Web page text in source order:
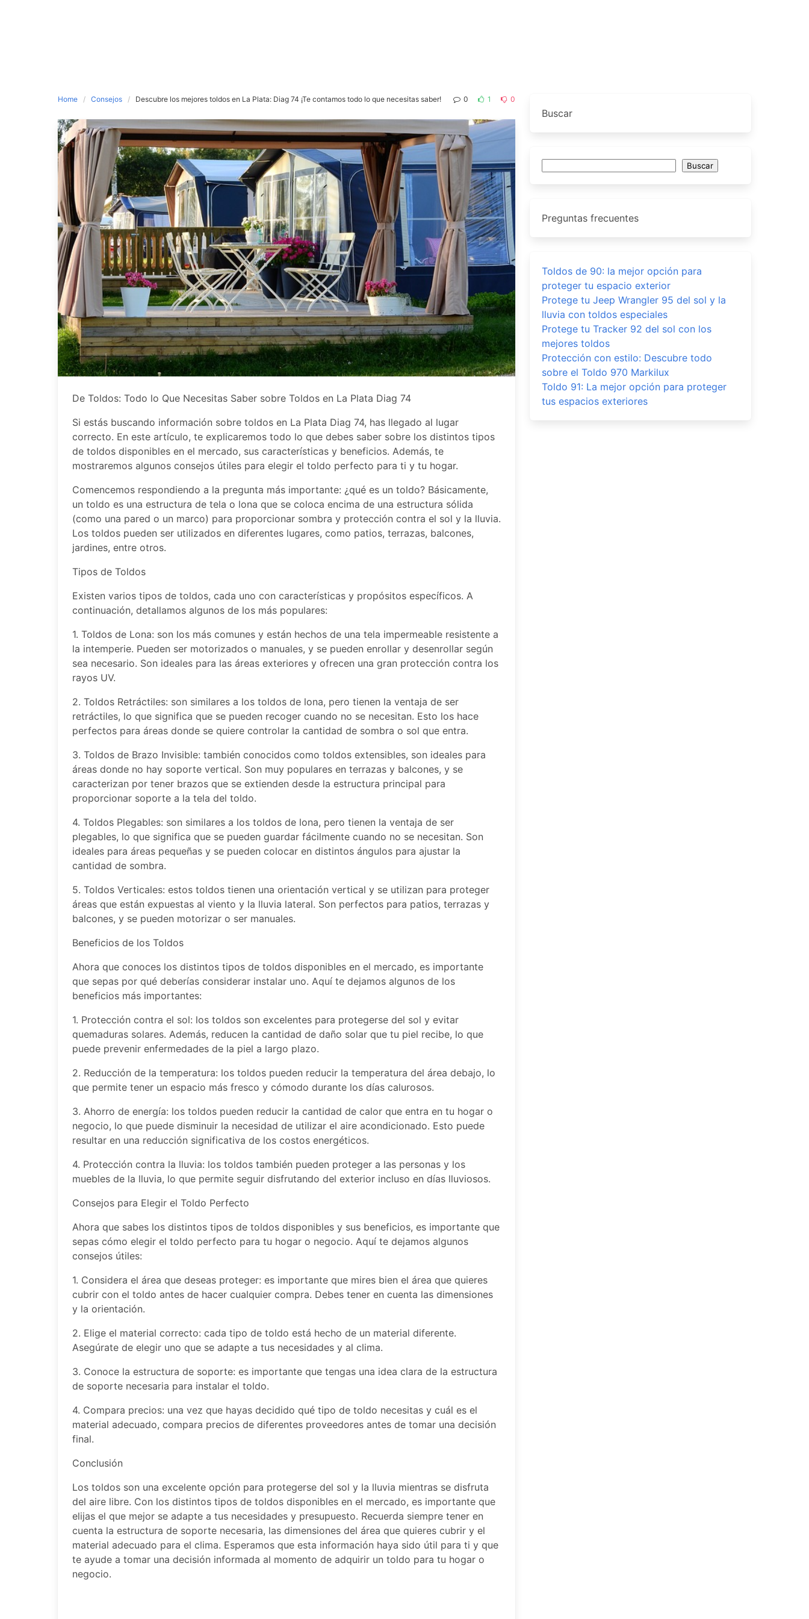
Home Consejos Descubre los mejores toldos en La Plata: Diag 74 ¡Te contamos todo lo que necesitas saber! 0 1 0
De Toldos: Todo lo Que Necesitas Saber sobre Toldos en La Plata Diag 74
Si estás buscando información sobre toldos en La Plata Diag 74, has llegado al lugar
correcto. En este artículo, te explicaremos todo lo que debes saber sobre los distintos tipos
de toldos disponibles en el mercado, sus características y beneficios. Además, te
mostraremos algunos consejos útiles para elegir el toldo perfecto para ti y tu hogar.
Comencemos respondiendo a la pregunta más importante: ¿qué es un toldo? Básicamente,
un toldo es una estructura de tela o lona que se coloca encima de una estructura sólida
(como una pared o un marco) para proporcionar sombra y protección contra el sol y la lluvia.
Los toldos pueden ser utilizados en diferentes lugares, como patios, terrazas, balcones,
jardines, entre otros.
Tipos de Toldos
Existen varios tipos de toldos, cada uno con características y propósitos específicos. A
continuación, detallamos algunos de los más populares:
1. Toldos de Lona: son los más comunes y están hechos de una tela impermeable resistente a
la intemperie. Pueden ser motorizados o manuales, y se pueden enrollar y desenrollar según
sea necesario. Son ideales para las áreas exteriores y ofrecen una gran protección contra los
rayos UV.
2. Toldos Retráctiles: son similares a los toldos de lona, pero tienen la ventaja de ser
retráctiles, lo que significa que se pueden recoger cuando no se necesitan. Esto los hace
perfectos para áreas donde se quiere controlar la cantidad de sombra o sol que entra.
3. Toldos de Brazo Invisible: también conocidos como toldos extensibles, son ideales para
áreas donde no hay soporte vertical. Son muy populares en terrazas y balcones, y se
caracterizan por tener brazos que se extienden desde la estructura principal para
proporcionar soporte a la tela del toldo.
4. Toldos Plegables: son similares a los toldos de lona, pero tienen la ventaja de ser
plegables, lo que significa que se pueden guardar fácilmente cuando no se necesitan. Son
ideales para áreas pequeñas y se pueden colocar en distintos ángulos para ajustar la
cantidad de sombra.
5. Toldos Verticales: estos toldos tienen una orientación vertical y se utilizan para proteger
áreas que están expuestas al viento y la lluvia lateral. Son perfectos para patios, terrazas y
balcones, y se pueden motorizar o ser manuales.
Beneficios de los Toldos
Ahora que conoces los distintos tipos de toldos disponibles en el mercado, es importante
que sepas por qué deberías considerar instalar uno. Aquí te dejamos algunos de los
beneficios más importantes:
1. Protección contra el sol: los toldos son excelentes para protegerse del sol y evitar
quemaduras solares. Además, reducen la cantidad de daño solar que tu piel recibe, lo que
puede prevenir enfermedades de la piel a largo plazo.
2. Reducción de la temperatura: los toldos pueden reducir la temperatura del área debajo, lo
que permite tener un espacio más fresco y cómodo durante los días calurosos.
3. Ahorro de energía: los toldos pueden reducir la cantidad de calor que entra en tu hogar o
negocio, lo que puede disminuir la necesidad de utilizar el aire acondicionado. Esto puede
resultar en una reducción significativa de los costos energéticos.
4. Protección contra la lluvia: los toldos también pueden proteger a las personas y los
muebles de la lluvia, lo que permite seguir disfrutando del exterior incluso en días lluviosos.
Consejos para Elegir el Toldo Perfecto
Ahora que sabes los distintos tipos de toldos disponibles y sus beneficios, es importante que
sepas cómo elegir el toldo perfecto para tu hogar o negocio. Aquí te dejamos algunos
consejos útiles:
1. Considera el área que deseas proteger: es importante que mires bien el área que quieres
cubrir con el toldo antes de hacer cualquier compra. Debes tener en cuenta las dimensiones
y la orientación.
2. Elige el material correcto: cada tipo de toldo está hecho de un material diferente.
Asegúrate de elegir uno que se adapte a tus necesidades y al clima.
3. Conoce la estructura de soporte: es importante que tengas una idea clara de la estructura
de soporte necesaria para instalar el toldo.
4. Compara precios: una vez que hayas decidido qué tipo de toldo necesitas y cuál es el
material adecuado, compara precios de diferentes proveedores antes de tomar una decisión
final.
Conclusión
Los toldos son una excelente opción para protegerse del sol y la lluvia mientras se disfruta
del aire libre. Con los distintos tipos de toldos disponibles en el mercado, es importante que
elijas el que mejor se adapte a tus necesidades y presupuesto. Recuerda siempre tener en
cuenta la estructura de soporte necesaria, las dimensiones del área que quieres cubrir y el
material adecuado para el clima. Esperamos que esta información haya sido útil para ti y que
te ayude a tomar una decisión informada al momento de adquirir un toldo para tu hogar o
negocio.
Buscar
Buscar
Preguntas frecuentes
Toldos de 90: la mejor opción para
proteger tu espacio exterior
Protege tu Jeep Wrangler 95 del sol y la
lluvia con toldos especiales
Protege tu Tracker 92 del sol con los
mejores toldos
Protección con estilo: Descubre todo
sobre el Toldo 970 Markilux
Toldo 91: La mejor opción para proteger
tus espacios exteriores